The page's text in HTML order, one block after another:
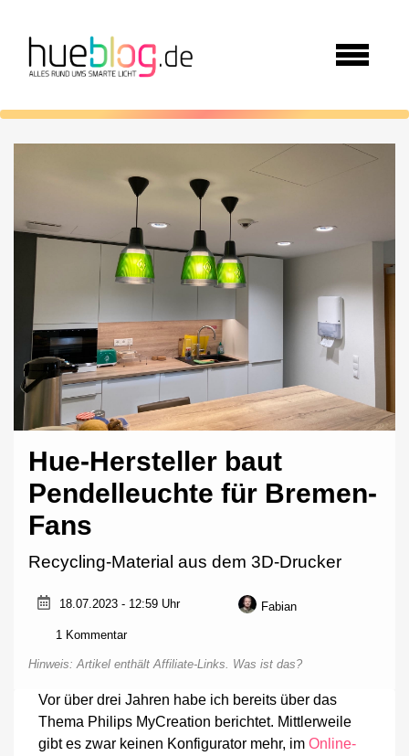
Hue-Hersteller baut
Pendelleuchte für Bremen-
Fans
Recycling-Material aus dem 3D-Drucker
18.07.2023 - 12:59 Uhr Fabian
1 Kommentarzu
Hersteller
Pendelleuchte
für
Bremen-
Hinweis: Artikel enthält Affiliate-Links. Was ist das?
Vor über drei Jahren habe ich bereits über das
Thema Philips MyCreation berichtet. Mittlerweile
gibt es zwar keinen Konfigurator mehr, im Online-